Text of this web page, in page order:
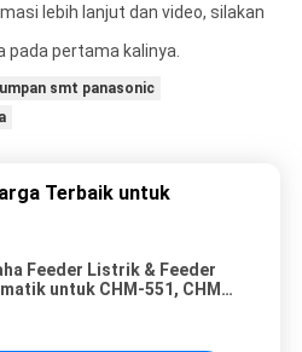
lebih lanjut dan video, silakan
pada pertama kalinya.
smt panasonic
Terbaik untuk
Feeder Listrik & Feeder
untuk CHM-551, CHM-